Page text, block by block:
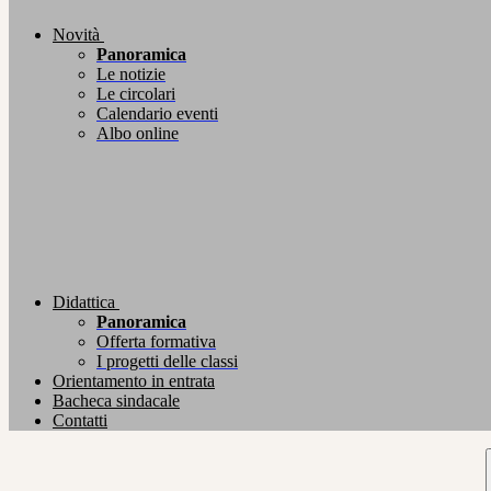
Novità
Panoramica
Le notizie
Le circolari
Calendario eventi
Albo online
Didattica
Panoramica
Offerta formativa
I progetti delle classi
Orientamento in entrata
Bacheca sindacale
Contatti